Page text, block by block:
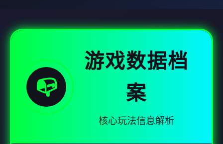
📭
游戏数据档
案
核心玩法信息解析